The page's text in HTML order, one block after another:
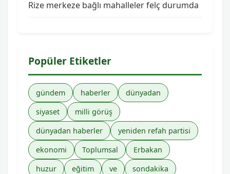
Rize merkeze bağlı mahalleler felç durumda
Popüler Etiketler
gündem haberler
dünyadan
siyaset
milli görüş
dünyadan haberler
yeniden refah partisi
ekonomi
Toplumsal
Erbakan
huzur
eğitim ve
sondakika